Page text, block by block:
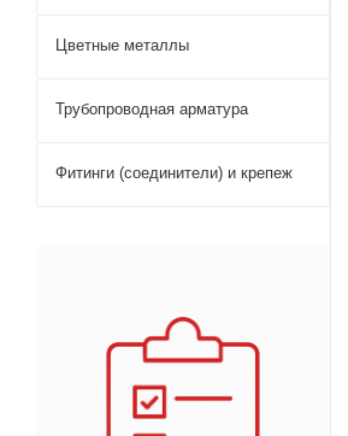
Цветные металлы
Трубопроводная арматура
Фитинги (соединители) и крепеж